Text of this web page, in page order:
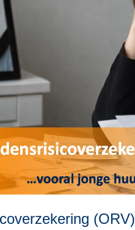
(ORV)